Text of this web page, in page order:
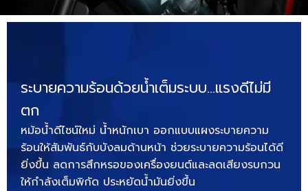
ระบายความร้อนด้วยน้ำเต็มระบบ…แรงดีไม่มี
ตก
หม้อน้ำดีไซน์ใหม่ น้ำหนักเบา ออกแบบแผงระบายความ
ร้อนให้สัมพันธ์กับบังลมด้านหน้า ช่วยระบายความร้อนได้ดี
ยิ่งขึ้น ลดการสึกหรอของเครื่องยนต์และลดเสียงรบกวน
ให้กำลังเต็มพิกัด ประหยัดน้ำมันยิ่งขึ้น